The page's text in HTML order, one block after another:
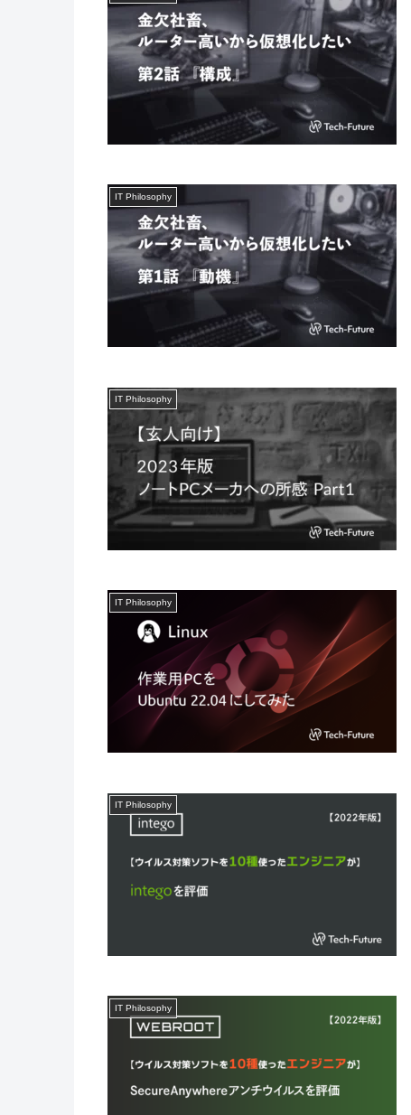
IT Philosophy
IT Philosophy
IT Philosophy
IT Philosophy
IT Philosophy